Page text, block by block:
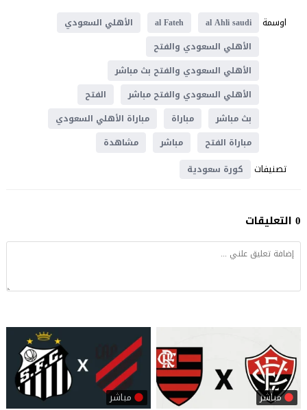
اوسمة
al Ahli saudi
al Fateh
الأهلي السعودي
الأهلي السعودي والفتح
الأهلي السعودي والفتح بث مباشر
الأهلي السعودي والفتح مباشر
الفتح
بث مباشر
مباراة
مباراة الأهلي السعودي
مباراة الفتح
مباشر مشاهدة
تصنيفات كورة سعودية
0 التعليقات
مباشر مباشر